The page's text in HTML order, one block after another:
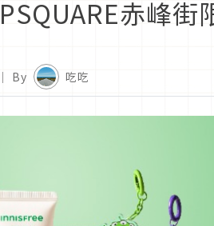
赤峰街
｜ By 吃吃